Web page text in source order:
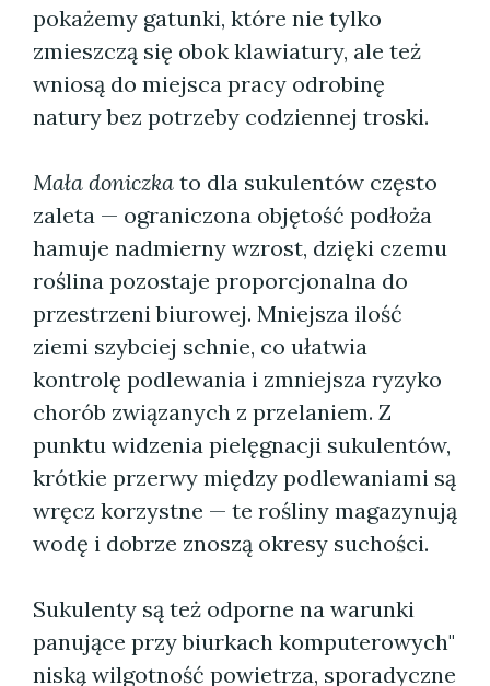
pokażemy gatunki, które nie tylko
zmieszczą się obok klawiatury, ale też
wniosą do miejsca pracy odrobinę
natury bez potrzeby codziennej troski.
Mała doniczka to dla sukulentów często
zaleta — ograniczona objętość podłoża
hamuje nadmierny wzrost, dzięki czemu
roślina pozostaje proporcjonalna do
przestrzeni biurowej. Mniejsza ilość
ziemi szybciej schnie, co ułatwia
kontrolę podlewania i zmniejsza ryzyko
chorób związanych z przelaniem. Z
punktu widzenia pielęgnacji sukulentów,
krótkie przerwy między podlewaniami są
wręcz korzystne — te rośliny magazynują
wodę i dobrze znoszą okresy suchości.
Sukulenty są też odporne na warunki
panujące przy biurkach komputerowych"
niską wilgotność powietrza, sporadyczne